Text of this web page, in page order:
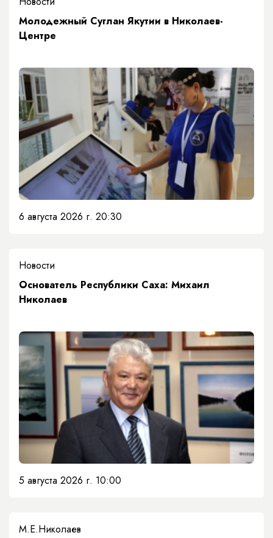
Молодежный Суглан Якутии в Николаев-
Центре
6 августа 2026 г. 20:30
Новости
Основатель Республики Саха: Михаил
Николаев
5 августа 2026 г. 10:00
М.Е.Николаев